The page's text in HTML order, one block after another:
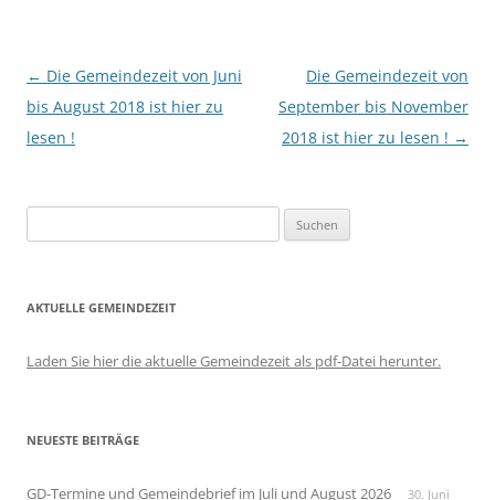
Beitragsnavigation
← Die Gemeindezeit von Juni
bis August 2018 ist hier zu
lesen !
Die Gemeindezeit von
September bis November
2018 ist hier zu lesen ! →
nach:
AKTUELLE GEMEINDEZEIT
Laden Sie hier die aktuelle Gemeindezeit als pdf-Datei herunter.
NEUESTE BEITRÄGE
GD-Termine und Gemeindebrief im Juli und August 2026 30. Juni